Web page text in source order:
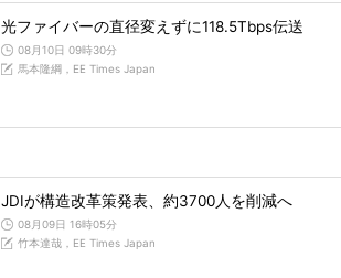
光ファイバーの直径変えずに118.5Tbps伝送
08月10日 09時30分
馬本隆綱，EE Times Japan
JDIが構造改革策発表、約3700人を削減へ
08月09日 16時05分
竹本達哉，EE Times Japan